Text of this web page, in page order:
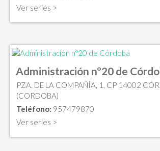
Ver series >
Administración nº20 de
PZA. DE LA COMPAÑÍA, 1, CP 14002
(CORDOBA)
Teléfono: 957479870
Ver series >